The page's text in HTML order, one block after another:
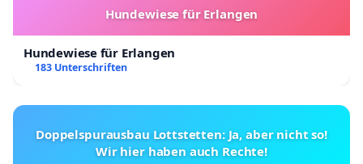
Hundewiese für Erlangen
Hundewiese für Erlangen
183 Unterschriften
Doppelspurausbau Lottstetten: Ja, aber nicht so!
Wir hier haben auch Rechte!